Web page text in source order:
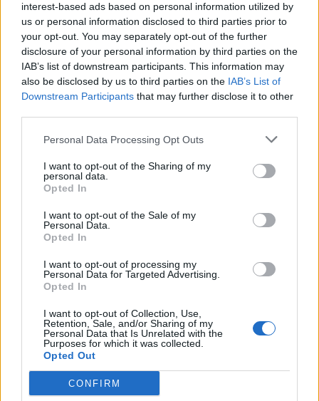
interest-based ads based on personal information utilized by
us or personal information disclosed to third parties prior to
your opt-out. You may separately opt-out of the further
disclosure of your personal information by third parties on the
IAB’s list of downstream participants. This information may
also be disclosed by us to third parties on the IAB’s List of
Downstream Participants that may further disclose it to other
Personal Data Processing Opt Outs
I want to opt-out of the Sharing of my
personal data.
Opted In
I want to opt-out of the Sale of my
Personal Data.
Opted In
I want to opt-out of processing my
Personal Data for Targeted Advertising.
Opted In
I want to opt-out of Collection, Use,
Retention, Sale, and/or Sharing of my
Personal Data that Is Unrelated with the
Purposes for which it was collected.
Opted Out
CONFIRM
Δείτε περισσότερα άρθρα μας στα αποτελέσματα
αναζήτησης
Add stonisi.gr on Google ↗
ΣΤΗΝ ΙΔΙΑ ΚΑΤΗΓΟΡΙΑ
ΔΡΑΣΕΙΣ
Καλοκαιρινή γιορτή για τα
παιδιά της «Κυψέλης»
Μουσική, τραγούδι και χορός στη
Λέσχη Αξιωματικών από τον
Ελληνικό Ερυθρό Σταυρό και την
98 ΑΔΤΕ
Στο Πανελλήνιον έκθεση
σύνδεσης του σήμερα της
Μυτιλήνης με το χθες
Μια έκθεση διοργανωμένη από τον
Εμπορικό Σύλλογο Μυτιλήνης